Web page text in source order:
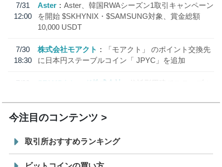
7/31
12:00
Aster
Aster、韓国RWAシーズン1取引キャンペーン
を開始 $SKHYNIX・$SAMSUNG対象、賞金総額
10,000 USDT
7/30
18:30
株式会社モアクト
「モアクト」 のポイント交換先
に日本円ステーブルコイン「 JPYC」を追加
7/29
SBI VCトレード株式会社
信託型円建てステーブル
今注目のコンテンツ
取引所おすすめランキング